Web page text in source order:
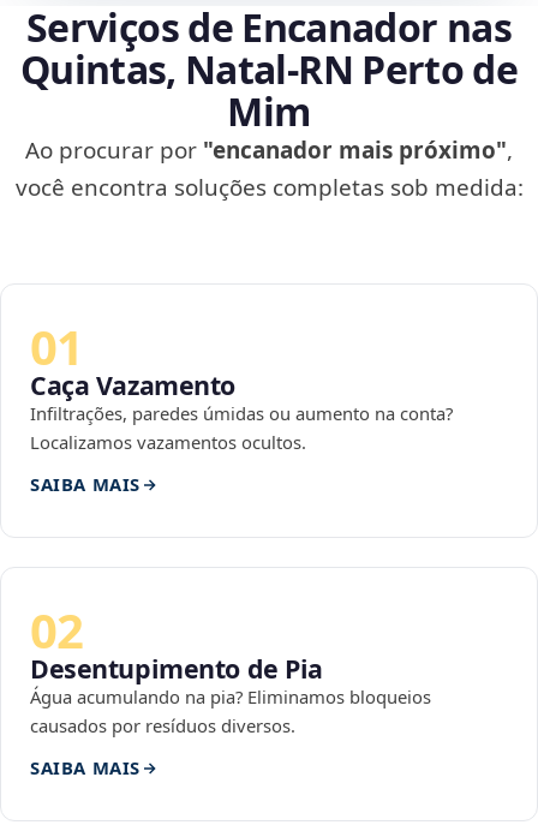
Serviços de Encanador nas
Quintas, Natal‑RN Perto de
Mim
Ao procurar por "encanador mais próximo",
você encontra soluções completas sob medida:
01
Caça Vazamento
Infiltrações, paredes úmidas ou aumento na conta?
Localizamos vazamentos ocultos.
SAIBA MAIS
02
Desentupimento de Pia
Água acumulando na pia? Eliminamos bloqueios
causados por resíduos diversos.
SAIBA MAIS